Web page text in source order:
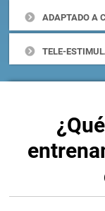
ADAPTADO A
TELE-